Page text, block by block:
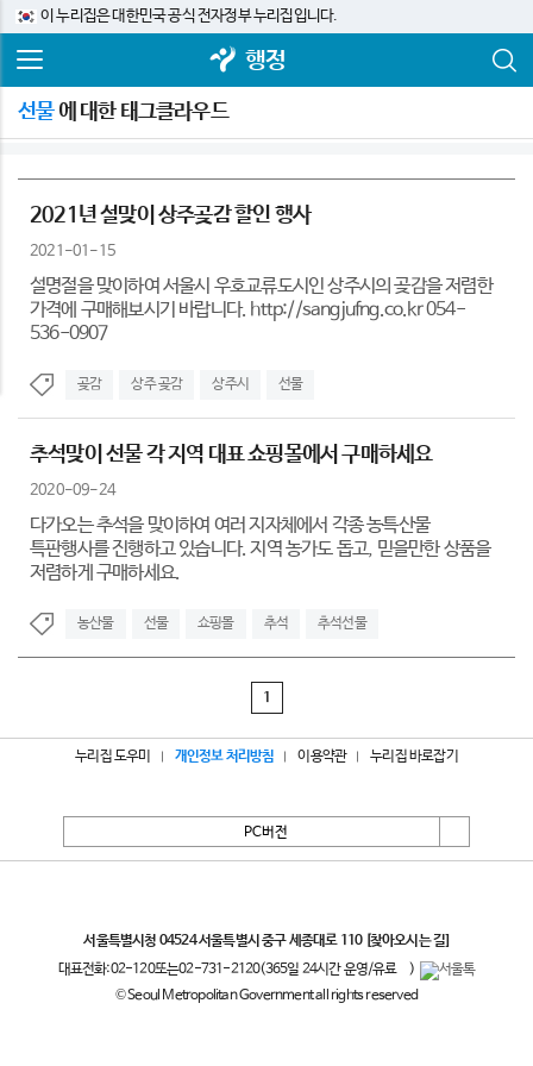
이 누리집은 대한민국 공식 전자정부 누리집입니다.
행정
선물에 대한 태그클라우드
2021년 설맞이 상주곶감 할인 행사
2021-01-15
설명절을 맞이하여 서울시 우호교류도시인 상주시의 곶감을 저렴한
가격에 구매해보시기 바랍니다. http://sangjufng.co.kr 054-
536-0907
곶감 상주 곶감 상주시 선물
추석맞이 선물 각 지역 대표 쇼핑몰에서 구매하세요
2020-09-24
다가오는 추석을 맞이하여 여러 지자체에서 각종 농특산물
특판행사를 진행하고 있습니다. 지역 농가도 돕고, 믿을만한 상품을
저렴하게 구매하세요.
농산물 선물 쇼핑몰 추석 추석선물
1
누리집 도우미 개인정보 처리방침 이용약관 누리집 바로잡기
PC버전
서울특별시청 04524 서울특별시 중구 세종대로 110 [찾아오시는 길]
대표전화:02-120또는02-731-2120(365일 24시간 운영/유료
)
© Seoul Metropolitan Government all rights reserved